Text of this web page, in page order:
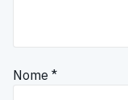
Nome *